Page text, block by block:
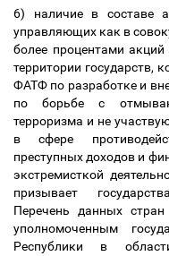
6) наличие в составе
управляющих как в
более процентами
территории государств,
ФАТФ по разработке и
по борьбе с
терроризма и не
в сфере
преступных доходов и
экстремисткой
призывает
Перечень данных стран
уполномоченным
Республики в